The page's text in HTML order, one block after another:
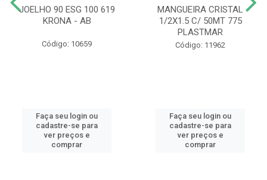
JOELHO 90 ESG 100 619
KRONA - AB
Código: 10659
Faça seu login ou
cadastre-se para
ver preços e
comprar
MANGUEIRA CRISTAL
1/2X1.5 C/ 50MT 775
PLASTMAR
Código: 11962
Faça seu login ou
cadastre-se para
ver preços e
comprar